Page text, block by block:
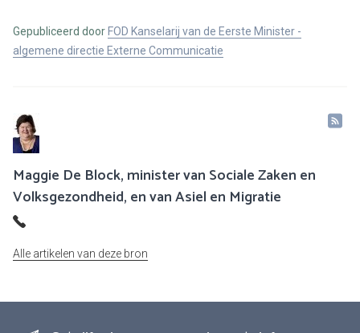
Gepubliceerd door FOD Kanselarij van de Eerste Minister -
algemene directie Externe Communicatie
Maggie De Block, minister van Sociale Zaken en
Volksgezondheid, en van Asiel en Migratie
Alle artikelen van deze bron